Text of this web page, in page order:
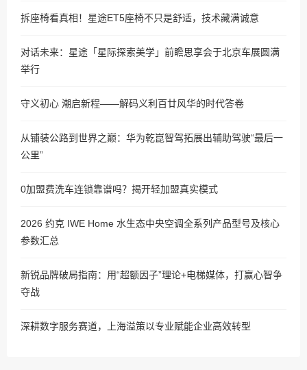
拆座椅看真相！星途ET5座椅不只是舒适，技术藏满诚意
对话未来：星途「星际探索美学」前瞻思享会于北京车展圆满
举行
守义初心 潮启新程——解码义利百廿风华的时代答卷
从铺装公路到世界之巅：华为乾崑智驾拓展出辅助驾驶“最后一
公里”
0加盟费洗车连锁靠谱吗？揭开轻加盟真实模式
2026 约克 IWE Home 水生态中央空调全系列产品型号及核心
参数汇总
新锐品牌破局指南：用“超额因子”理论+电梯媒体，打赢心智争
夺战
深耕数字服务赛道，上海溢策以专业赋能企业高效转型